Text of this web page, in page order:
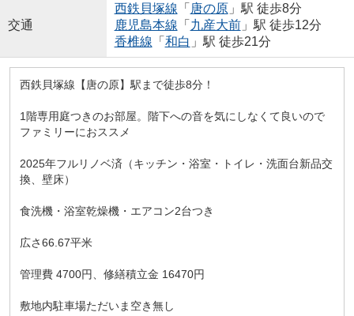
交通
西鉄貝塚線 「 唐の原」駅 徒歩8分
鹿児島本線 「 九産大前」駅 徒歩12分
香椎線 「 和白 」駅 徒歩21分
西鉄貝塚線【唐の原】駅まで徒歩8分！
1階専用庭つきのお部屋。階下への音を気にしなくて良いので
ファミリーにおススメ
2025年フルリノベ済（キッチン・浴室・トイレ・洗面台新品交
換、壁床）
食洗機・浴室乾燥機・エアコン2台つき
広さ66.67平米
管理費 4700円、修繕積立金 16470円
敷地内駐車場ただいま空き無し